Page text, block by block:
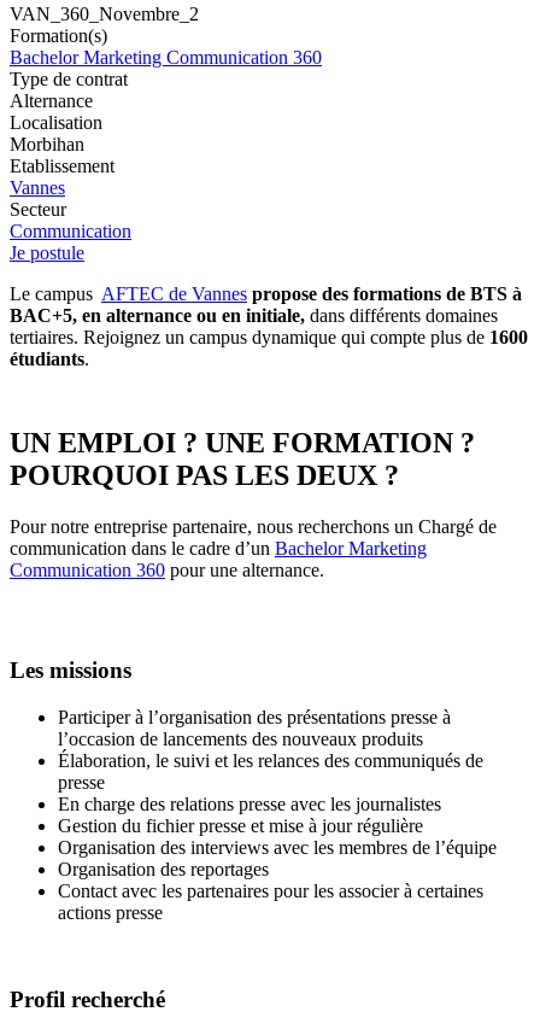
VAN_360_Novembre_2
Formation(s)
Bachelor Marketing Communication 360
Type de contrat
Alternance
Localisation
Morbihan
Etablissement
Vannes
Secteur
Communication
Je postule
Le campus AFTEC de Vannes propose des formations de BTS à
BAC+5, en alternance ou en initiale, dans différents domaines
tertiaires. Rejoignez un campus dynamique qui compte plus de 1600
étudiants.
UN EMPLOI ? UNE FORMATION ?
POURQUOI PAS LES DEUX ?
Pour notre entreprise partenaire, nous recherchons un Chargé de
communication dans le cadre d’un Bachelor Marketing
Communication 360 pour une alternance.
Les missions
Participer à l’organisation des présentations presse à
l’occasion de lancements des nouveaux produits
Élaboration, le suivi et les relances des communiqués de
presse
En charge des relations presse avec les journalistes
Gestion du fichier presse et mise à jour régulière
Organisation des interviews avec les membres de l’équipe
Organisation des reportages
Contact avec les partenaires pour les associer à certaines
actions presse
Profil recherché